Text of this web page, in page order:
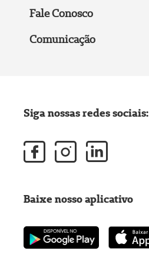
Fale Conosco
Comunicação
Siga nossas redes sociais:
Baixe nosso aplicativo